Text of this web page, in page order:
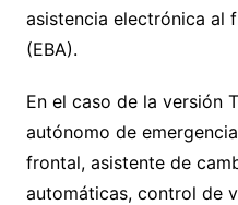
asistencia electrónica al
(EBA).
En el caso de la versión
autónomo de
frontal, asistente de
automáticas, control de